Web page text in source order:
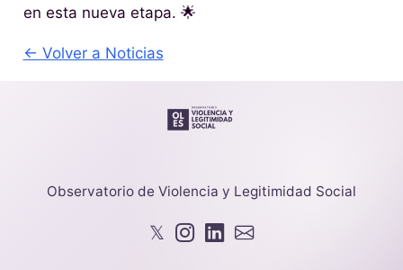
en esta nueva etapa. 🌟
← Volver a Noticias
Observatorio de Violencia y Legitimidad Social
𝕏